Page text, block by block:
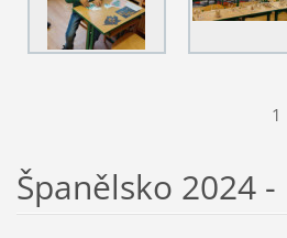
1
Španělsko 2024